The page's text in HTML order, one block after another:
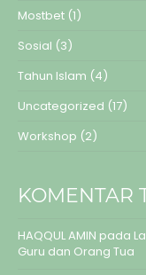
Mostbet (1)
Sosial (3)
Tahun Islam (4)
Uncategorized (17)
Workshop (2)
KOMENTAR
HAQQUL AMIN pada
Guru dan Orang Tua